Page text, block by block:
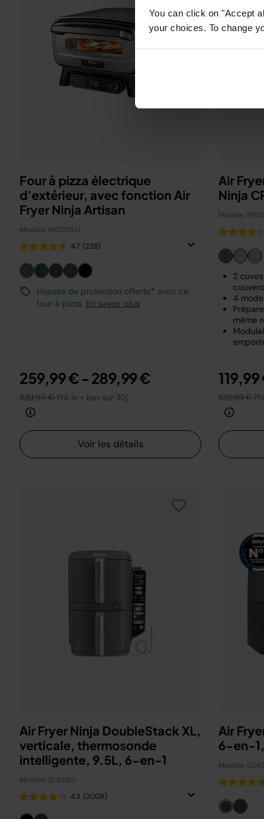
You can click on "Accept
your choices. To change
Four à pizza électrique
d’extérieur, avec fonction Air
Fryer Ninja Artisan
Modèle: MO201EU
4.7 (228)
Housse de protection offerte* avec ce
four à pizza. En savoir plus
259,99 € - 289,99 €
239,99 €Prix le + bas sur 30j
Voir les détails
Air
Ninja
Modèle:
2
4
même
119,99
109,99 €
Air Fryer Ninja DoubleStack XL,
verticale, thermosonde
intelligente, 9.5L, 6-en-1
Modèle: SL451EU
4.3 (2009)
Air
6-en-
Modèle: